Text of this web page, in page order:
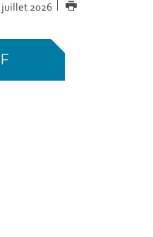
juillet 2026 IMPRIMER